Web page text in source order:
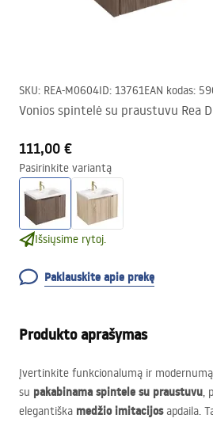
SKU: REA-M0604ID: 13761EAN kodas:
Vonios spintelė su praustuvu Rea
111,00 €
Pasirinkite variantą
Išsiųsime rytoj.
Paklauskite apie prekę
Produkto aprašymas
Įvertinkite funkcionalumą ir
su pakabinama spintele su praustuvu,
elegantiška medžio imitacijosapdaila.